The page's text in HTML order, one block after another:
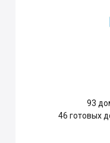
93
46 готовых